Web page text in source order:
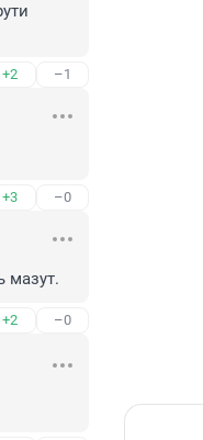
+2 –1
+3 –0
мазут.
+2 –0